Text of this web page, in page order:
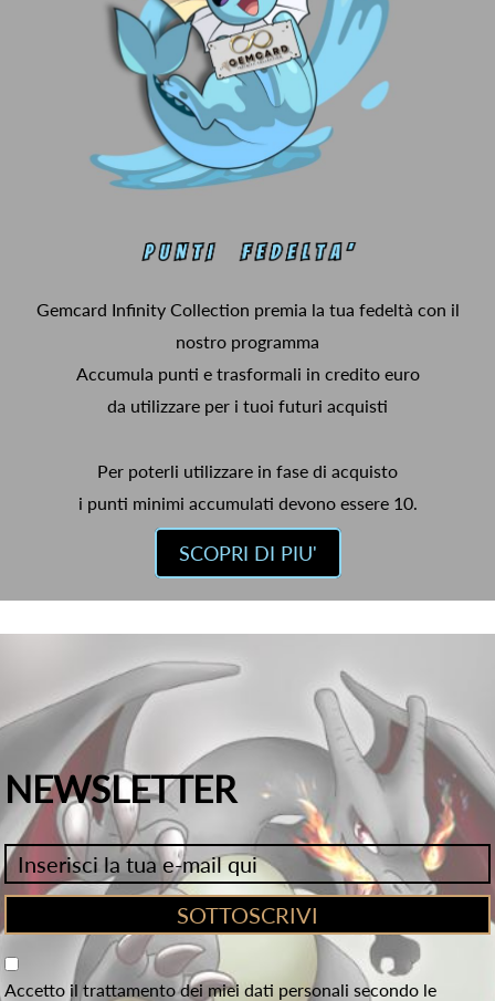
Gemcard Infinity Collection premia la tua fedeltà con il
nostro programma
Accumula punti e trasformali in credito euro
da utilizzare per i tuoi futuri acquisti
Per poterli utilizzare in fase di acquisto
i punti minimi accumulati devono essere 10.
SCOPRI DI PIU'
NEWSLETTER
Accetto il trattamento dei miei dati personali secondo le